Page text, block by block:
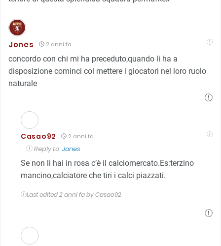
Jones 2 anni fa
concordo con chi mi ha preceduto,quando li ha a
disposizione cominci col mettere i giocatori nel loro ruolo
naturale
Casao92 2 anni fa
Reply to Jones
Se non li hai in rosa c’è il calciomercato.Es:terzino
mancino,calciatore che tiri i calci piazzati.
Last edited 2 anni fa by Casao92